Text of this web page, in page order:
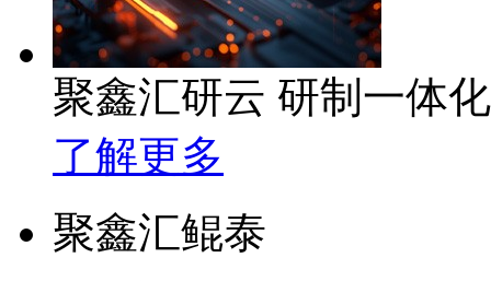
聚鑫汇研云 研制一体
了解更多
聚鑫汇鲲泰